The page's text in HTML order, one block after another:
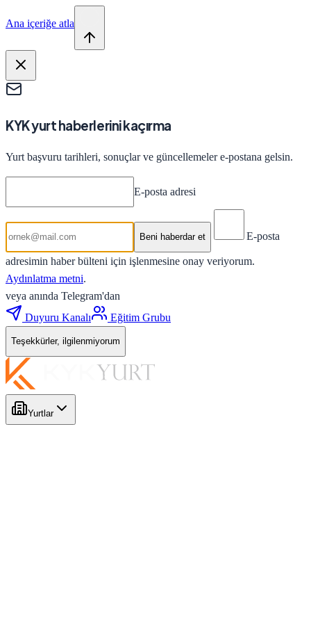
Ana içeriğe atla
KYK yurt haberlerini kaçırma
Yurt başvuru tarihleri, sonuçlar ve güncellemeler e-postana gelsin.
E-posta adresi
Beni haberdar et E-posta
adresimin haber bülteni için işlenmesine onay veriyorum.
Aydınlatma metni.
veya anında Telegram'dan
Duyuru Kanalı
Eğitim Grubu
Teşekkürler, ilgilenmiyorum
Yurtlar